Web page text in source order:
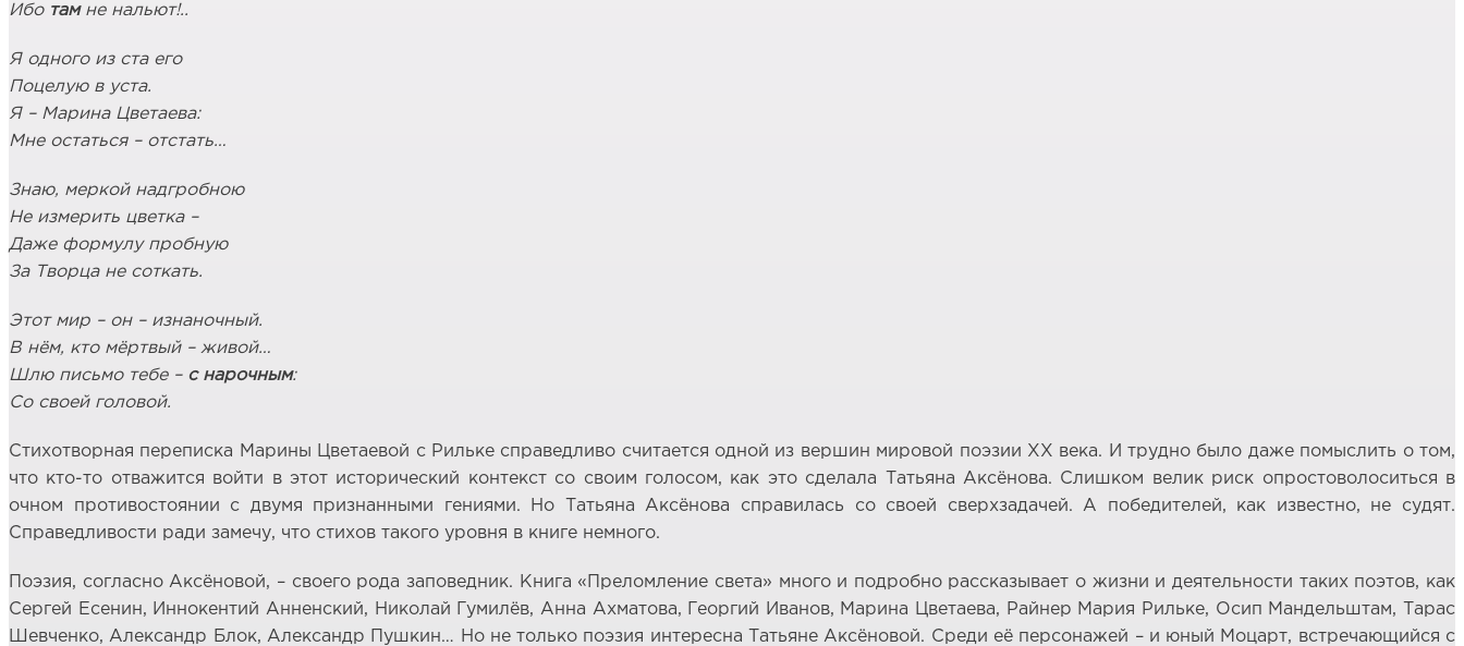
Ибо тамне нальют!..
Я одного из ста его
Поцелую в уста.
Я – Марина Цветаева:
Мне остаться – отстать…
Знаю, меркой надгробною
Не измерить цветка –
Даже формулу пробную
За Творца не соткать.
Этот мир – он – изнаночный.
В нём, кто мёртвый – живой…
Шлю письмо тебе – с нарочным:
Со своей головой.
Стихотворная переписка Марины Цветаевой с Рильке справедливо считается одной из вершин мировой поэзии ХХ века. И трудно было даже помыслить о том,
что кто-то отважится войти в этот исторический контекст со своим голосом, как это сделала Татьяна Аксёнова. Слишком велик риск опростоволоситься в
очном противостоянии с двумя признанными гениями. Но Татьяна Аксёнова справилась со своей сверхзадачей. А победителей, как известно, не судят.
Справедливости ради замечу, что стихов такого уровня в книге немного.
Поэзия, согласно Аксёновой, – своего рода заповедник. Книга «Преломление света» много и подробно рассказывает о жизни и деятельности таких поэтов, как
Сергей Есенин, Иннокентий Анненский, Николай Гумилёв, Анна Ахматова, Георгий Иванов, Марина Цветаева, Райнер Мария Рильке, Осип Мандельштам, Тарас
Шевченко, Александр Блок, Александр Пушкин… Но не только поэзия интересна Татьяне Аксёновой. Среди её персонажей – и юный Моцарт, встречающийся с